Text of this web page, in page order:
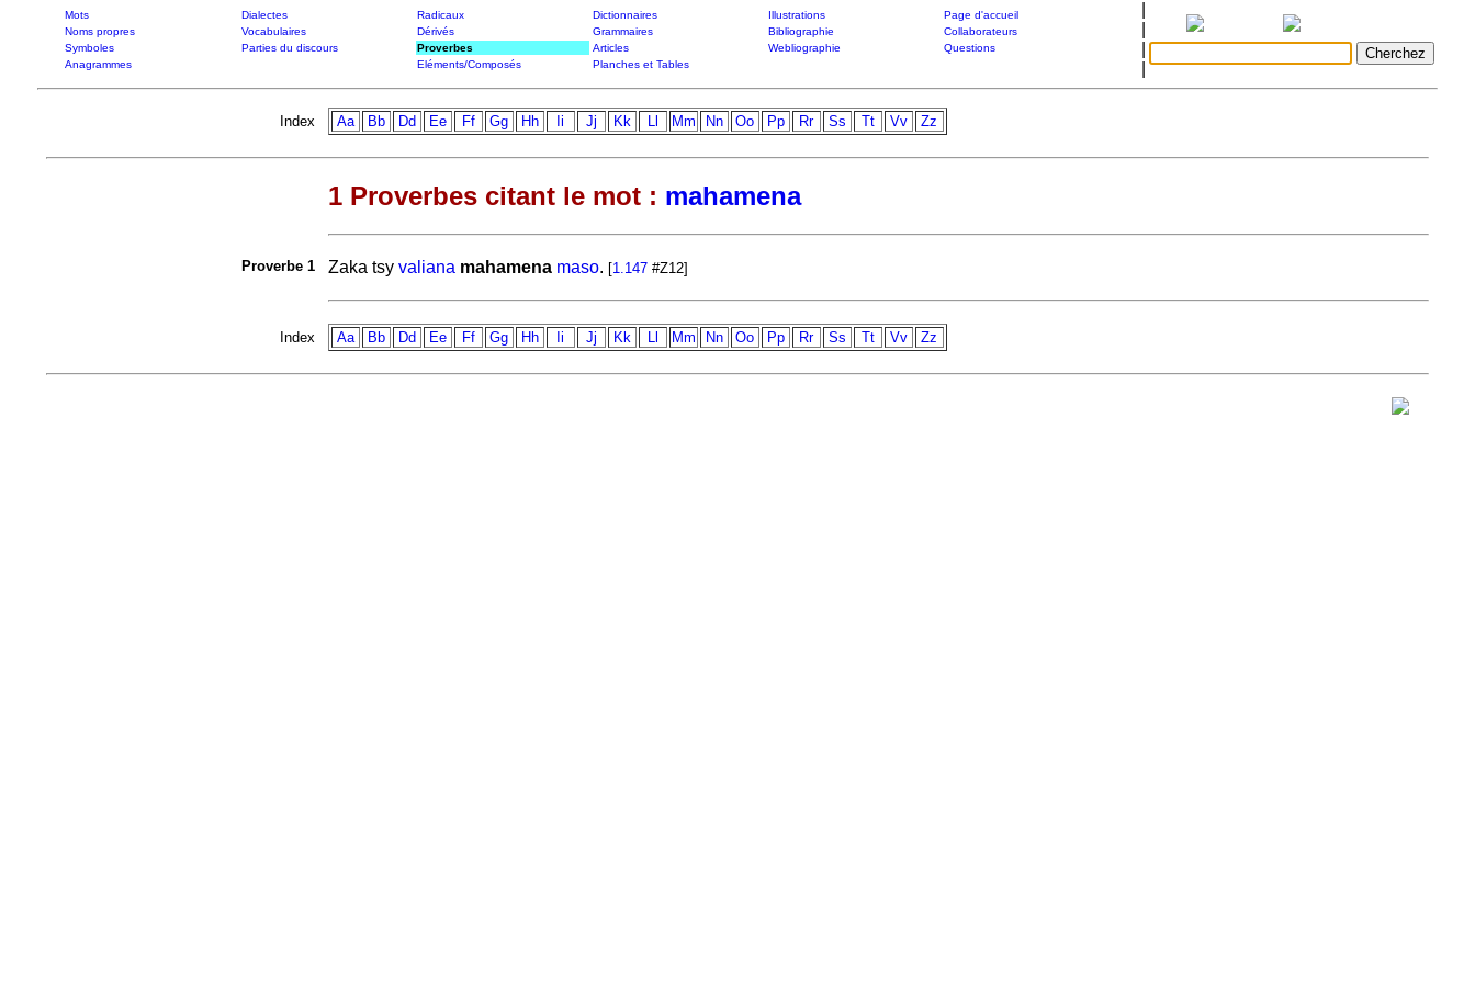
Mots Dialectes Radicaux Dictionnaires Illustrations
Page d'accueil
Noms propres
Vocabulaires Dérivés Grammaires Bibliographie
Collaborateurs
Symboles
Parties du discours Proverbes Articles Webliographie
Questions
Anagrammes
Eléments/Composés Planches et Tables
Index Aa Bb Dd Ee Ff Gg Hh Ii Jj Kk Ll Mm Nn Oo Pp Rr Ss Tt Vv Zz
1 Proverbes citant le mot : mahamena
Proverbe 1 Zaka tsy valiana mahamena maso. [1.147#Z12]
Index Aa Bb Dd Ee Ff Gg Hh Ii Jj Kk Ll Mm Nn Oo Pp Rr Ss Tt Vv Zz